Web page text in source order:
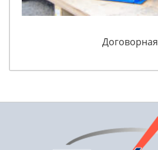
Договорная